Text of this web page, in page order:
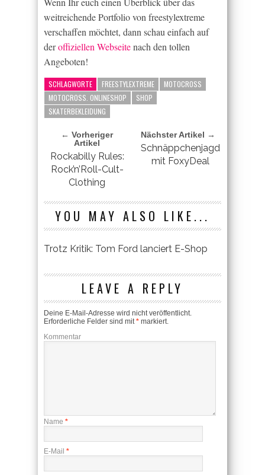
weitreichende Portfolio von freestylextreme
verschaffen möchtet, dann schau einfach auf
deroffiziellen Webseitenach den tollen
Angeboten!
SCHLAGWORTE FREESTYLEXTREME
MOTOCROSS
MOTOCROSS. ONLINESHOP
SHOP
SKATERBEKLEIDUNG
← Vorheriger
Artikel
Rockabilly Rules:
Rock’n’Roll-Cult-
Clothing
Nächster Artikel →
Schnäppchenjagd
mit FoxyDeal
YOU MAY ALSO LIKE...
Trotz Kritik: Tom Ford lanciert E-Shop
LEAVE A REPLY
Deine E-Mail-Adresse wird nicht veröffentlicht.
Erforderliche Felder sind mit* markiert.
Kommentar
Name *
E-Mail *